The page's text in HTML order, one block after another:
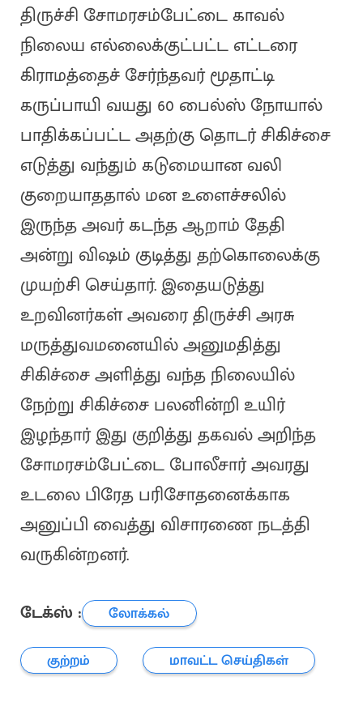
திருச்சி சோமரசம்பேட்டை காவல்
நிலைய எல்லைக்குட்பட்ட எட்டரை
கிராமத்தைச் சேர்ந்தவர் மூதாட்டி
கருப்பாயி வயது 60 பைல்ஸ் நோயால்
பாதிக்கப்பட்ட அதற்கு தொடர் சிகிச்சை
எடுத்து வந்தும் கடுமையான வலி
குறையாததால் மன உளைச்சலில்
இருந்த அவர் கடந்த ஆறாம் தேதி
அன்று விஷம் குடித்து தற்கொலைக்கு
முயற்சி செய்தார். இதையடுத்து
உறவினர்கள் அவரை திருச்சி அரசு
மருத்துவமனையில் அனுமதித்து
சிகிச்சை அளித்து வந்த நிலையில்
நேற்று சிகிச்சை பலனின்றி உயிர்
இழந்தார் இது குறித்து தகவல் அறிந்த
சோமரசம்பேட்டை போலீசார் அவரது
உடலை பிரேத பரிசோதனைக்காக
அனுப்பி வைத்து விசாரணை நடத்தி
வருகின்றனர்.
டேக்ஸ் :
லோக்கல்
குற்றம்
மாவட்ட செய்திகள்